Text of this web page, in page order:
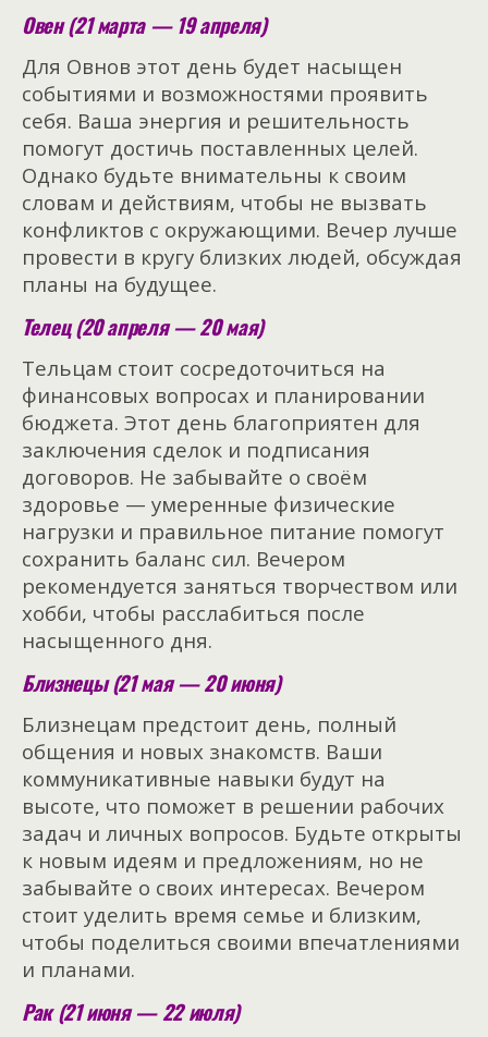
Овен (21 марта — 19 апреля)
Для Овнов этот день будет насыщен
событиями и возможностями проявить
себя. Ваша энергия и решительность
помогут достичь поставленных целей.
Однако будьте внимательны к своим
словам и действиям, чтобы не вызвать
конфликтов с окружающими. Вечер лучше
провести в кругу близких людей, обсуждая
планы на будущее.
Телец (20 апреля — 20 мая)
Тельцам стоит сосредоточиться на
финансовых вопросах и планировании
бюджета. Этот день благоприятен для
заключения сделок и подписания
договоров. Не забывайте о своём
здоровье — умеренные физические
нагрузки и правильное питание помогут
сохранить баланс сил. Вечером
рекомендуется заняться творчеством или
хобби, чтобы расслабиться после
насыщенного дня.
Близнецы (21 мая — 20 июня)
Близнецам предстоит день, полный
общения и новых знакомств. Ваши
коммуникативные навыки будут на
высоте, что поможет в решении рабочих
задач и личных вопросов. Будьте открыты
к новым идеям и предложениям, но не
забывайте о своих интересах. Вечером
стоит уделить время семье и близким,
чтобы поделиться своими впечатлениями
и планами.
Рак (21 июня — 22 июля)